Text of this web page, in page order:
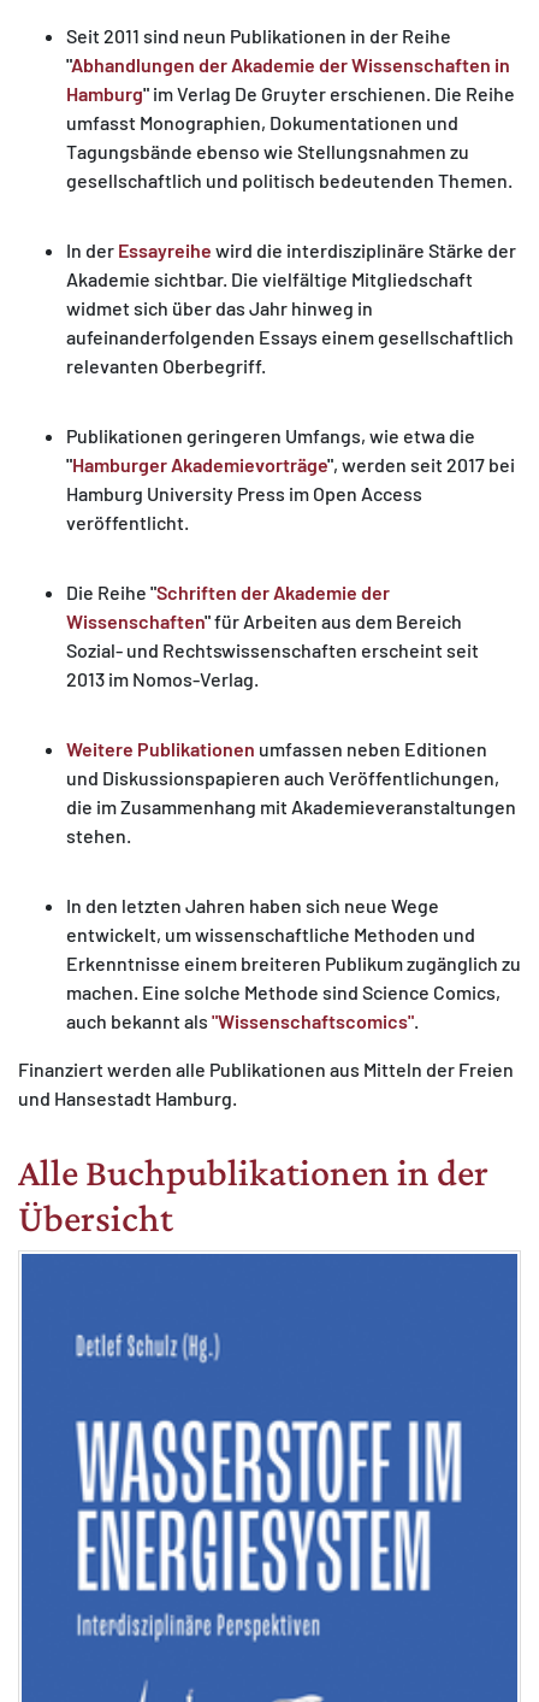
Seit 2011 sind neun Publikationen in der Reihe
"Abhandlungen der Akademie der Wissenschaften in
Hamburg" im Verlag De Gruyter erschienen. Die Reihe
umfasst Monographien, Dokumentationen und
Tagungsbände ebenso wie Stellungsnahmen zu
gesellschaftlich und politisch bedeutenden Themen.
In der Essayreihe wird die interdisziplinäre Stärke der
Akademie sichtbar. Die vielfältige Mitgliedschaft
widmet sich über das Jahr hinweg in
aufeinanderfolgenden Essays einem gesellschaftlich
relevanten Oberbegriff.
Publikationen geringeren Umfangs, wie etwa die
"Hamburger Akademievorträge", werden seit 2017 bei
Hamburg University Press im Open Access
veröffentlicht.
Die Reihe "Schriften der Akademie der
Wissenschaften"für Arbeiten aus dem Bereich
Sozial- und Rechtswissenschaften erscheint seit
2013 im Nomos-Verlag.
Weitere Publikationen umfassen neben Editionen
und Diskussionspapieren auch Veröffentlichungen,
die im Zusammenhang mit Akademieveranstaltungen
stehen.
In den letzten Jahren haben sich neue Wege
entwickelt, um wissenschaftliche Methoden und
Erkenntnisse einem breiteren Publikum zugänglich zu
machen. Eine solche Methode sind Science Comics,
auch bekannt als "Wissenschaftscomics".
Finanziert werden alle Publikationen aus Mitteln der Freien
und Hansestadt Hamburg.
Alle Buchpublikationen in der
Übersicht